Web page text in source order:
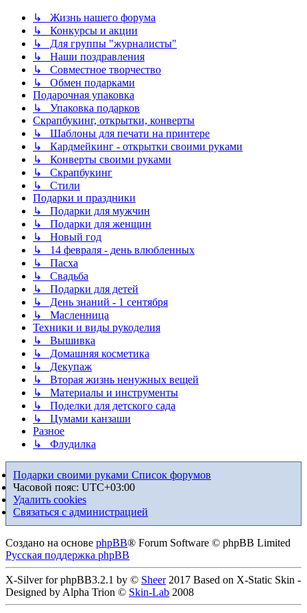
↳ Жизнь нашего форума
↳ Конкурсы и акции
↳ Для группы "журналисты"
↳ Наши поздравления
↳ Совместное творчество
↳ Обмен подарками
Подарочная упаковка
↳ Упаковка подарков
Скрапбукинг, открытки, конверты
↳ Шаблоны для печати на принтере
↳ Кардмейкинг - открытки своими руками
↳ Конверты своими руками
↳ Скрапбукинг
↳ Стили
Подарки и праздники
↳ Подарки для мужчин
↳ Подарки для женщин
↳ Новый год
↳ 14 февраля - день влюбленных
↳ Пасха
↳ Свадьба
↳ Подарки для детей
↳ День знаний - 1 сентября
↳ Масленница
Техники и виды рукоделия
↳ Вышивка
↳ Домашняя косметика
↳ Декупаж
↳ Вторая жизнь ненужных вещей
↳ Материалы и инструменты
↳ Поделки для детского сада
↳ Цумами канзаши
Разное
↳ Флудилка
Подарки своими руками Список форумов
Часовой пояс: UTC+03:00
Удалить cookies
Связаться с администрацией
Создано на основе phpBB® Forum Software © phpBB Limited
Русская поддержка phpBB
X-Silver for phpBB3.2.1 by © Sheer2017 Based on X-Static Skin -
Designed by Alpha Trion © Skin-Lab 2008